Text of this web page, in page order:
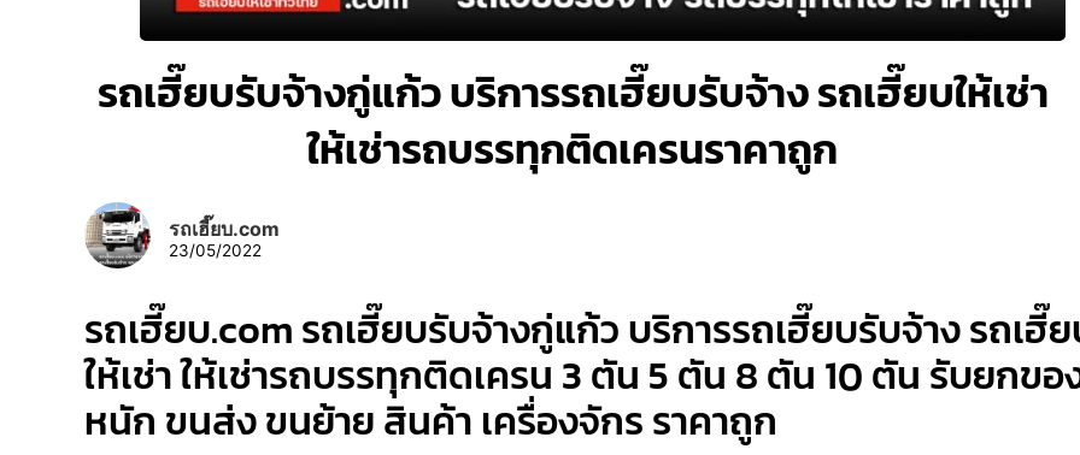
รถเฮี๊ยบรับจ้างกู่แก้ว บริการรถเฮี๊ยบรับจ้าง รถเฮี๊ยบให้เช่า
ให้เช่ารถบรรทุกติดเครนราคาถูก
รถเฮี๊ยบ.com
23/05/2022
รถเฮี๊ยบ.com รถเฮี๊ยบรับจ้างกู่แก้ว บริการรถเฮี๊ยบรับจ้าง รถเฮี๊
ให้เช่า ให้เช่ารถบรรทุกติดเครน 3 ตัน 5 ตัน 8 ตัน 10 ตัน รับยกขอ
หนัก ขนส่ง ขนย้าย สินค้า เครื่องจักร ราคาถูก